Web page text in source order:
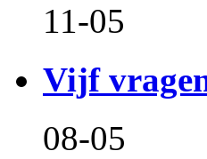
11-05
Vijf
08-05